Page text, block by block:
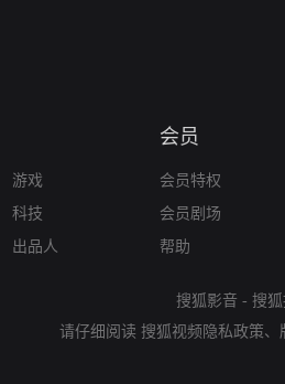
游戏
科技
出品人
会员
会员特权
会员剧场
帮助
搜狐影音 - 搜
请仔细阅读 搜狐视频隐私政策、